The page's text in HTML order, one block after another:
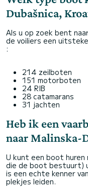
Dubašnica,
Als u op zoek bent
de voiliers een
:
214 zeilboten
151 motorboten
24 RIB
28 catamarans
31 jachten
Heb ik een
naar Malinska-
U kunt een boot
die de boot bestuurt)
is een echte kenner
plekjes leiden.